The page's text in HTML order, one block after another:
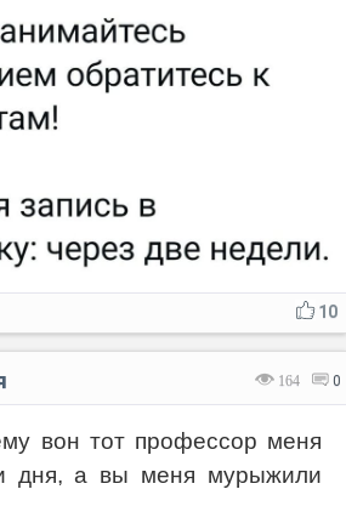
10
164 0
вон тот профессор меня
дня, а вы меня мурыжили